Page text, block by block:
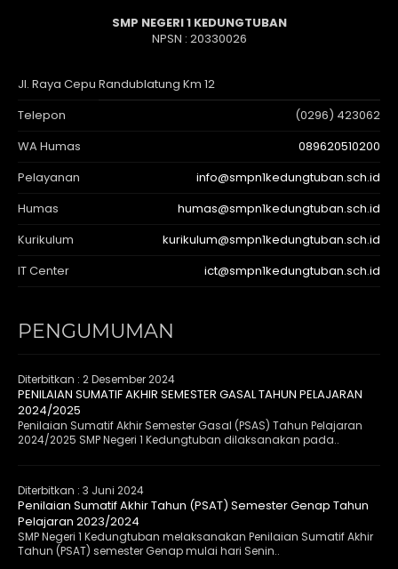
SMP NEGERI 1 KEDUNGTUBAN
NPSN : 20330026
Jl. Raya Cepu Randublatung Km 12
Telepon
(0296) 423062
WA Humas
089620510200
Pelayanan
info@smpn1kedungtuban.sch.id
Humas
humas@smpn1kedungtuban.sch.id
Kurikulum
kurikulum@smpn1kedungtuban.sch.id
IT Center
ict@smpn1kedungtuban.sch.id
PENGUMUMAN
Diterbitkan : 2 Desember 2024
PENILAIAN SUMATIF AKHIR SEMESTER GASAL TAHUN PELAJARAN
2024/2025
Penilaian Sumatif Akhir Semester Gasal (PSAS) Tahun Pelajaran
2024/2025 SMP Negeri 1 Kedungtuban dilaksanakan pada..
Diterbitkan : 3 Juni 2024
Penilaian Sumatif Akhir Tahun (PSAT) Semester Genap Tahun
Pelajaran 2023/2024
SMP Negeri 1 Kedungtuban melaksanakan Penilaian Sumatif Akhir
Tahun (PSAT) semester Genap mulai hari Senin..